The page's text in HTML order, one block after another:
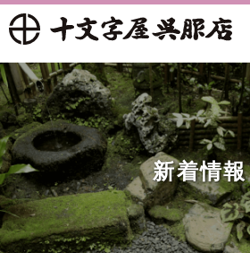
新着情報
十文字屋について
新着情報